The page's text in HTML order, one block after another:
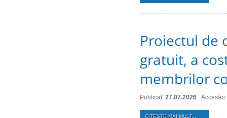
Proiectul de
gratuit, a
membrilor
Publicat: 27.07.2026
CITEŞTE MAI MULT...